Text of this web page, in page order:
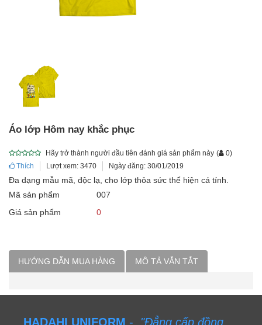
Áo lớp Hôm nay khắc phục
Hãy trở thành người đầu tiên đánh giá sản phẩm này ( 0)
Thích
Lượt xem: 3470 Ngày đăng: 30/01/2019
Đa dạng mẫu mã, độc lạ, cho lớp thỏa sức thể hiện cá tính.
Mã sản phẩm
007
Giá sản phẩm
0
HƯỚNG DẪN MUA HÀNG MÔ TẢ VẮN TẮT
HADAHI UNIFORM - "Đẳng cấp đồng